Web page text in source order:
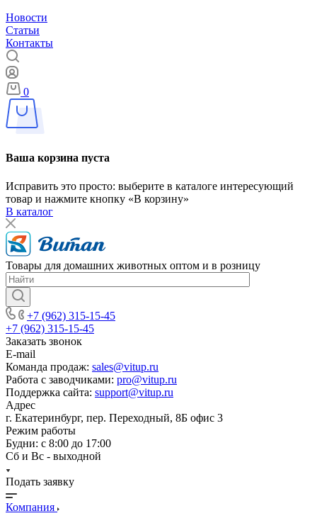
Новости
Статьи
Контакты
0
Ваша корзина пуста
Исправить это просто: выберите в каталоге интересующий
товар и нажмите кнопку «В корзину»
В каталог
Товары для домашних животных оптом и в розницу
+7 (962) 315-15-45
+7 (962) 315-15-45
Заказать звонок
E-mail
Команда продаж: sales@vitup.ru
Работа с заводчиками: pro@vitup.ru
Поддержка сайта: support@vitup.ru
Адрес
г. Екатеринбург, пер. Переходный, 8Б офис 3
Режим работы
Будни: с 8:00 до 17:00
Сб и Вс - выходной
Подать заявку
Компания